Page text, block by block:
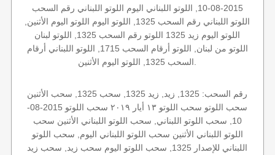
2015-08-10, اللوتو اللبناني اليوم اللوتو اللبناني رقم السحب
اللوتو اللبناني رقم السحب 1325, اللوتو اليوم اللوتو اليوم الأثنين,
اللوتو اليوم زيد 1325 اللوتو رقم السحب 1325, اللوتو لبنان
اللوتو من لبنان, اللوتو أرقام السحب 1715, اللوتو اللبناني أرقام
رقم السحب: 1325, زيد, زيد 1325, سحب 1325, سحب الأثنين
سحب اللوتو سحب اللوتو ١٣ أيار ٢٠١٩ سحب اللوتو 2015-08-
10, سحب اللوتو اللبناني, سحب اللوتو اللبناني الأثنين سحب
اللوتو اللبناني الأثنين سحب اللوتو اللبناني اليوم, سحب اللوتو
اللبناني للإصدار 1325, سحب اللوتو اليوم سحب زيد, سحب زيد